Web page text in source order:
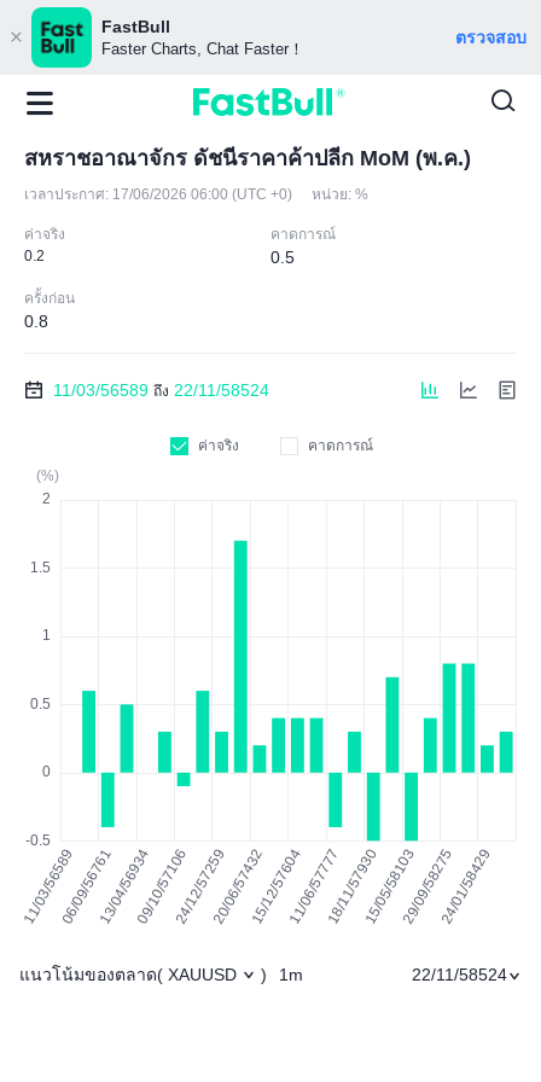
FastBull
Faster Charts, Chat Faster！
ตรวจสอบ
สหราชอาณาจักร ดัชนีราคาค้าปลีก MoM (พ.ค.)
เวลาประกาศ: 17/06/2026 06:00 (UTC +0) หน่วย: %
ค่าจริง
0.2
คาดการณ์
0.5
ครั้งก่อน
0.8
11/03/56589 ถึง 22/11/58524
ค่าจริง
คาดการณ์
(%)
แนวโน้มของตลาด( XAUUSD ) 1m 22/11/58524